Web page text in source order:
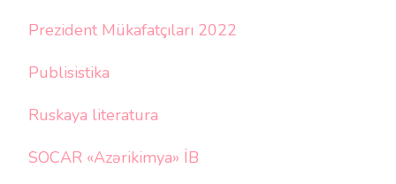
Prezident Mükafatçıları 2022
Publisistika
Ruskaya literatura
SOCAR «Azərikimya» İB